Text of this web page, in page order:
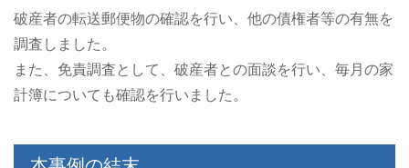
破産者の転送郵便物の確認を行い、他の債権者等の有無を
調査しました。
また、免責調査として、破産者との面談を行い、毎月の家
計簿についても確認を行いました。